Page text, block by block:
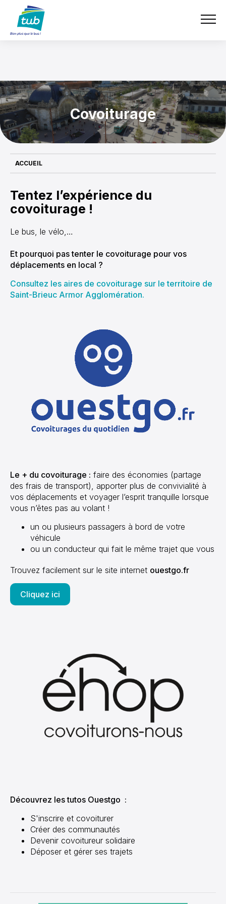
contenu
TUB
Covoiturage
ACCUEIL
Tentez l’expérience du
covoiturage !
Le bus, le vélo,…
Et pourquoi pas tenter le covoiturage pour vos
déplacements en local ?
Consultez les aires de covoiturage sur le territoire de
Saint-Brieuc Armor Agglomération.
Le + du covoiturage : faire des économies (partage
des frais de transport), apporter plus de convivialité à
vos déplacements et voyager l’esprit tranquille lorsque
vous n’êtes pas au volant !
un ou plusieurs passagers à bord de votre
véhicule
ou un conducteur qui fait le même trajet que vous
Trouvez facilement sur le site internet ouestgo.fr
Cliquez ici
Découvrez les tutos Ouestgo :
S'inscrire et covoiturer
Créer des communautés
Devenir covoitureur solidaire
Déposer et gérer ses trajets